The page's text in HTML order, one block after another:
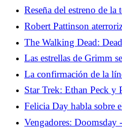
Reseña del estreno de
Strange New Worlds -
Robert Pattinson
el tráiler completo en
The Walking Dead:
Episodio 2 Revisión -
Las estrellas de Grimm
aniversario y revelan
La confirmación de la
plantea preguntas sobre
Star Trek: Ethan Peck y
sobre la forja de la
Felicia Day habla sobre
película The Guild
Vengadores: Doomsday